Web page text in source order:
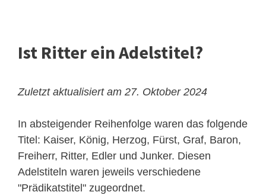
Ist Ritter ein Adelstitel?
Zuletzt aktualisiert am 27. Oktober 2024
In absteigender Reihenfolge waren das folgende
Titel: Kaiser, König, Herzog, Fürst, Graf, Baron,
Freiherr, Ritter, Edler und Junker. Diesen
Adelstiteln waren jeweils verschiedene
"Prädikatstitel" zugeordnet.